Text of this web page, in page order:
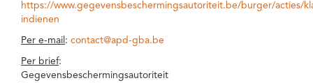
https://www.gegevensbeschermingsautoriteit.be/burger/acties/
indienen
Per e-mail : contact@apd-gba.be
Per brief:
Gegevensbeschermingsautoriteit